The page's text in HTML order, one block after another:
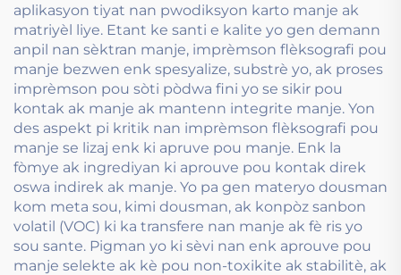
aplikasyon tiyat nan pwodiksyon karto manje ak
matriyèl liye. Etant ke santi e kalite yo gen demann
anpil nan sèktran manje, imprèmson flèksografi pou
manje bezwen enk spesyalize, substrè yo, ak proses
imprèmson pou sòti pòdwa fini yo se sikir pou
kontak ak manje ak mantenn integrite manje. Yon
des aspekt pi kritik nan imprèmson flèksografi pou
manje se lizaj enk ki apruve pou manje. Enk la
fòmye ak ingrediyan ki aprouve pou kontak direk
oswa indirek ak manje. Yo pa gen materyo dousman
kom meta sou, kimi dousman, ak konpòz sanbon
volatil (VOC) ki ka transfere nan manje ak fè ris yo
sou sante. Pigman yo ki sèvi nan enk aprouve pou
manje selekte ak kè pou non-toxikite ak stabilitè, ak